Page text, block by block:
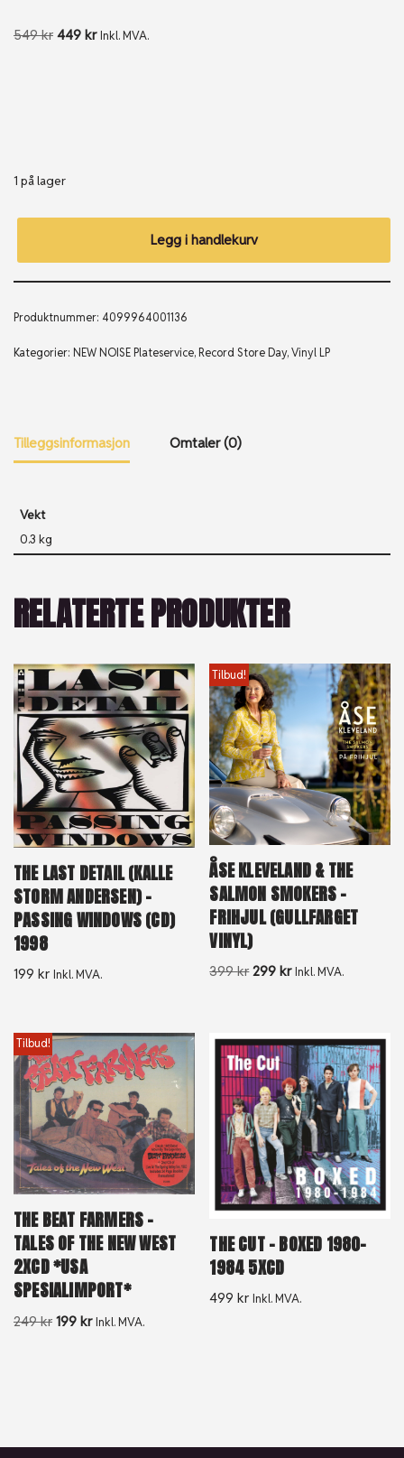
549kr 449 kr Inkl. MVA.
1 på lager
Legg i handlekurv
Produktnummer: 4099964001136
Kategorier: NEW NOISE Plateservice, Record Store Day,Vinyl LP
Tilleggsinformasjon Omtaler (0)
Vekt
0.3 kg
RELATERTE PRODUKTER
THE LAST DETAIL (KALLE
STORM ANDERSEN) –
PASSING WINDOWS (CD)
1998
199 kr Inkl. MVA.
Tilbud!
ÅSE KLEVELAND & THE
SALMON SMOKERS –
FRIHJUL (GULLFARGET
VINYL)
399kr 299kr Inkl. MVA.
Tilbud!
THE BEAT FARMERS –
TALES OF THE NEW WEST
2XCD *USA
SPESIALIMPORT*
249kr 199 kr Inkl. MVA.
THE CUT – BOXED 1980-
1984 5XCD
499kr Inkl. MVA.